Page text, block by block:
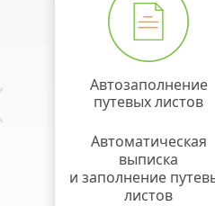
Автозаполнение
путевых листов
Автоматическая
выписка
и заполнение
листов